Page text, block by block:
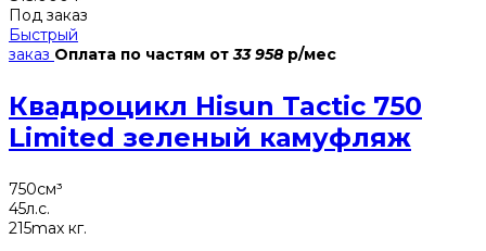
Под заказ
Быстрый
заказ Оплата по частям от33 958 р/мес
Квадроцикл Hisun Tactic 750
Limited зеленый камуфляж
750см³
45л.с.
215max кг.